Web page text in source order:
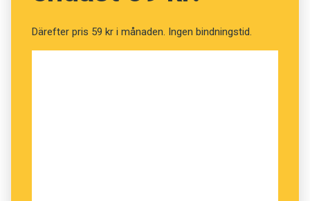
Därefter pris 59 kr i månaden. Ingen bindningstid.